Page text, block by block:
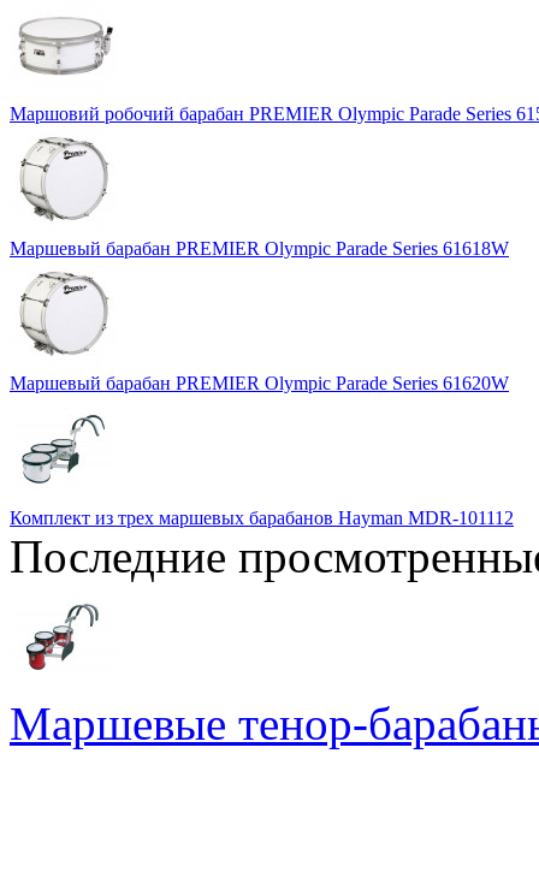
Маршовий робочий барабан PREMIER Olympic Parade Series
Маршевый барабан PREMIER Olympic Parade Series 61618W
Маршевый барабан PREMIER Olympic Parade Series 61620W
Комплект из трех маршевых барабанов Hayman MDR-101112
Последние
Маршевые тенор-